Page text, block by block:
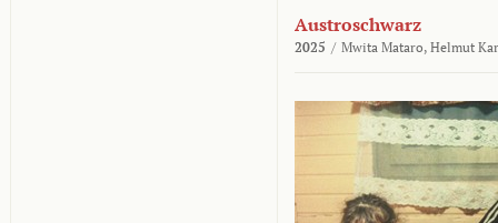
Austroschwarz
2025 / Mwita Mataro, Helmut